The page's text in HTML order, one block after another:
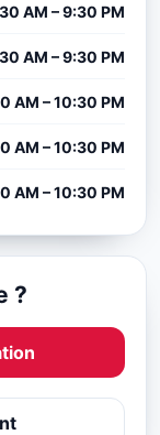
AM – 9:30 PM
AM – 9:30 PM
AM – 10:30 PM
AM – 10:30 PM
AM – 10:30 PM
?